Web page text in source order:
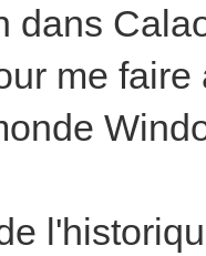
dans
me